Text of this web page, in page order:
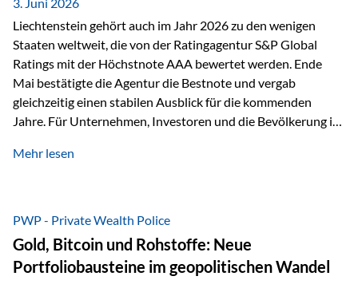
Liechtenstein gehört auch im Jahr 2026 zu den wenigen
Staaten weltweit, die von der Ratingagentur S&P Global
Ratings mit der Höchstnote AAA bewertet werden. Ende
Mai bestätigte die Agentur die Bestnote und vergab
gleichzeitig einen stabilen Ausblick für die kommenden
Jahre. Für Unternehmen, Investoren und die Bevölkerung ist
finanzielle Stabilität des Landes sowie das Vertrauen
trotz Herausforderungen Die weltwirtschaftlichen
Rahmenbedingungen bleiben anspruchsvoll. Geopolitische
Unsicherheiten, eine verhaltene Investitionstätigkeit und
eine schwächere Nachfrage in wichtigen Exportmärkten
Mehr lesen
PWP - Private Wealth Police
Gold, Bitcoin und Rohstoffe: Neue
Portfoliobausteine im geopolitischen Wandel